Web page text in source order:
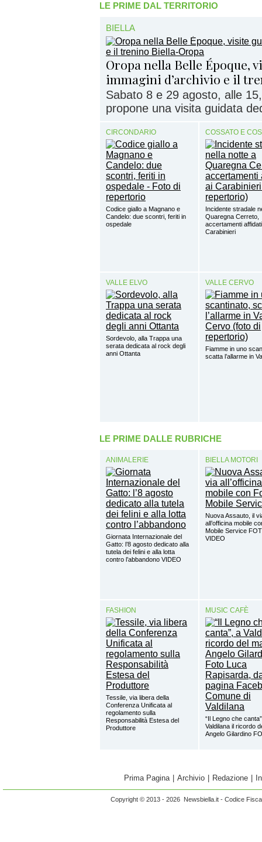
LE PRIME DAL TERRITORIO
BIELLA
Oropa nella Belle Époque,
immagini d’archivio e il
Sabato 8 e 29 agosto, alle
propone una visita guidata
CIRCONDARIO
Codice giallo a Magnano e
Candelo: due scontri, feriti in
ospedale
COSSATO E
Incidente stradale
Quaregna Cerreto,
accertamenti
Carabinieri
VALLE ELVO
Sordevolo, alla Trappa una
serata dedicata al rock degli
anni Ottanta
VALLE CERVO
Fiamme in uno
scatta l’allarme in
LE PRIME DALLE RUBRICHE
ANIMALERIE
Giornata Internazionale del
Gatto: l’8 agosto dedicato alla
tutela dei felini e alla lotta
contro l’abbandono VIDEO
BIELLA MOTORI
Nuova Assauto, il
all’officina mobile
Mobile Service
VIDEO
FASHION
Tessile, via libera della
Conferenza Unificata al
regolamento sulla
Responsabilità Estesa del
Produttore
MUSIC CAFÈ
“Il Legno che
Valdilana il ricordo
Angelo Gilardino
Prima Pagina Archivio Redazione
Copyright © 2013 - 2026 Newsbiella.it - Codice